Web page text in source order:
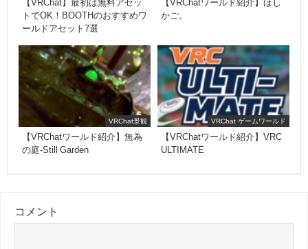
【VRChat】最初は無料アセッ
トでOK！BOOTHのおすすめワ
ールドアセット7選
【VRChatワールド紹介】ほし
かご。
VRChat景観
【VRChatワールド紹介】無為
の庭-Still Garden
VRChat ゲームワールド
【VRChatワールド紹介】VRC
ULTIMATE
コメント